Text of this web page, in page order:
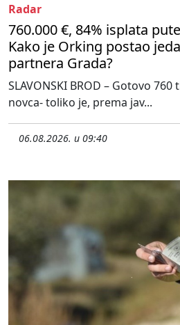
Radar
760.000 €, 84% isplata
Kako je Orking postao
partnera Grada?
SLAVONSKI BROD – Gotovo
novca- toliko je, prema jav...
06.08.2026. u 09:40